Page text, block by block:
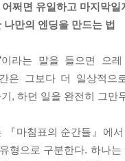
로 우리를 계속 따라다
인 사건에 대비할 수 없
문이다. 그 죽음을 보거
쩌면 유일하고 마지막
만의 엔딩을 만드는 법
이라는 말을 들으면 으
은 그보다 더 일상적
, 하던 일을 완전히 그
『마침표의 순간들』에
형으로 구분한다. 하나